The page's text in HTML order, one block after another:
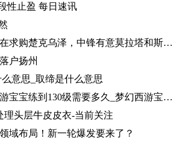
性止盈 每日速讯
迪马济奥：米兰仍在求购楚克乌泽，中锋有意莫拉塔和斯卡马卡-全球新资讯
户扬州
意思_取缔是什么意思
今日最新！梦幻西游宝宝练到130级需要多久_梦幻西游宝宝练级地点
理头层牛皮皮衣-当前关注
域布局！新一轮爆发要来了？